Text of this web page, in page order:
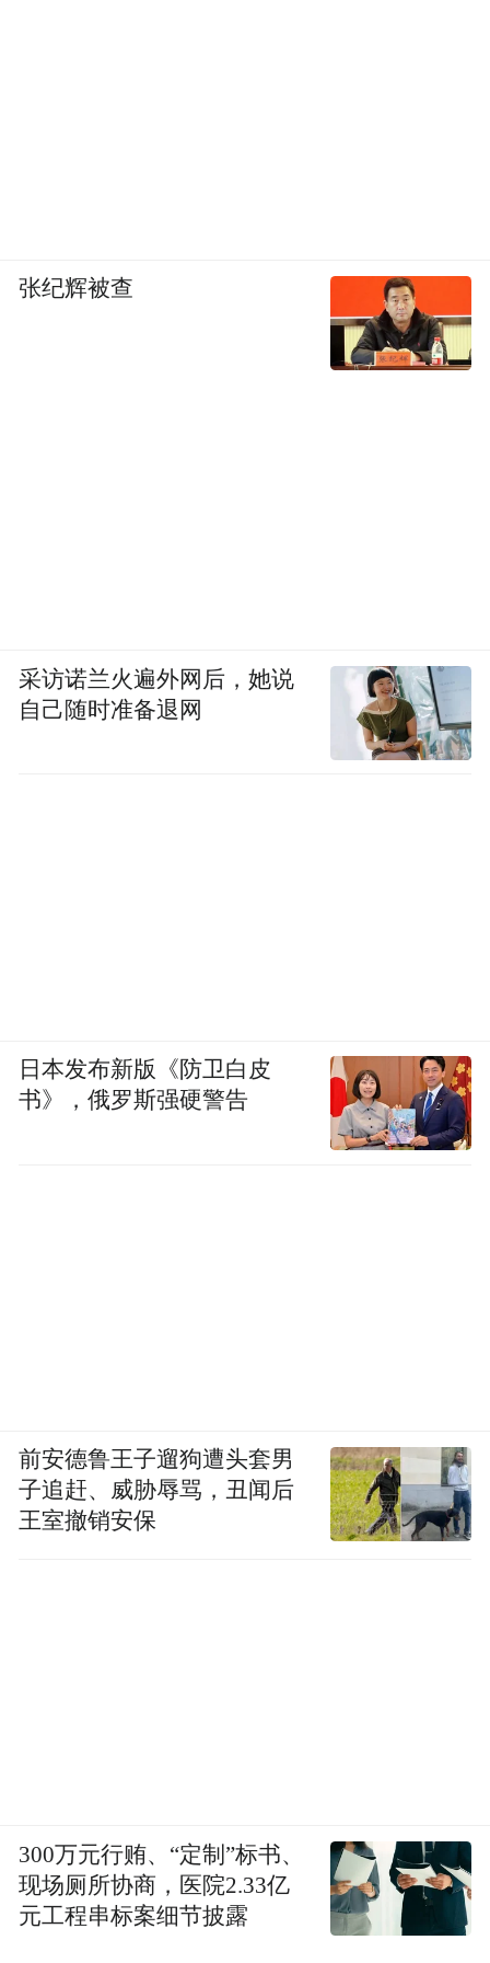
张纪辉被查
采访诺兰火遍外网后，她说
自己随时准备退网
日本发布新版《防卫白皮
书》，俄罗斯强硬警告
前安德鲁王子遛狗遭头套男
子追赶、威胁辱骂，丑闻后
王室撤销安保
300万元行贿、“定制”标书、
现场厕所协商，医院2.33亿
元工程串标案细节披露